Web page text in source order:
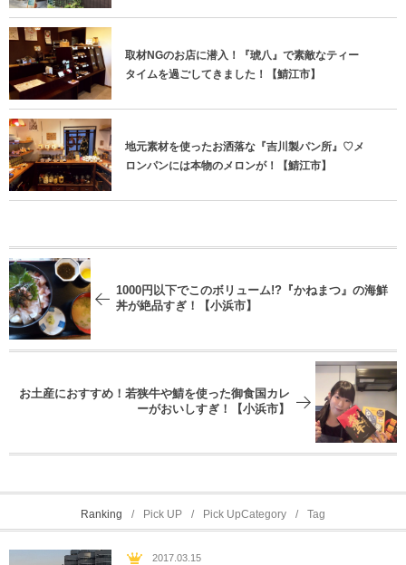
取材NGのお店に潜入！『琥八』で素敵なティー
タイムを過ごしてきました！【鯖江市】
地元素材を使ったお洒落な『吉川製パン所』♡メ
ロンパンには本物のメロンが！【鯖江市】
1000円以下でこのボリューム!?『かねまつ』の海鮮
丼が絶品すぎ！【小浜市】
お土産におすすめ！若狭牛や鯖を使った御食国カレ
ーがおいしすぎ！【小浜市】
Ranking Pick UP Pick UpCategory Tag
2017.03.15